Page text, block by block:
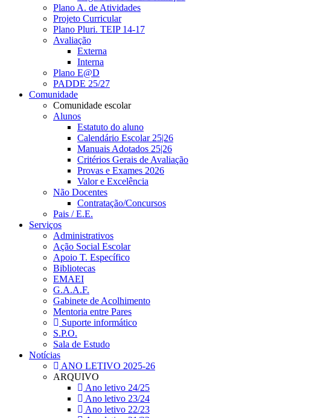
Plano A. de Atividades
Projeto Curricular
Plano Pluri. TEIP 14-17
Avaliação
Externa
Interna
Plano E@D
PADDE 25/27
Comunidade
Comunidade escolar
Alunos
Estatuto do aluno
Calendário Escolar 25|26
Manuais Adotados 25|26
Critérios Gerais de Avaliação
Provas e Exames 2026
Valor e Excelência
Não Docentes
Contratação/Concursos
Pais / E.E.
Serviços
Administrativos
Ação Social Escolar
Apoio T. Específico
Bibliotecas
EMAEI
G.A.A.F.
Gabinete de Acolhimento
Mentoria entre Pares
Suporte informático
S.P.O.
Sala de Estudo
Notícias
ANO LETIVO 2025-26
ARQUIVO
Ano letivo 24/25
Ano letivo 23/24
Ano letivo 22/23